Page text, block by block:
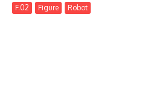
F.02 Figure Robot